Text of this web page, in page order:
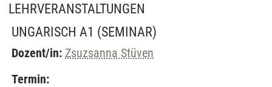
LEHRVERANSTALTUNGEN
UNGARISCH A1 (SEMINAR)
Dozent/in: Zsuzsanna Stüven
Termin: